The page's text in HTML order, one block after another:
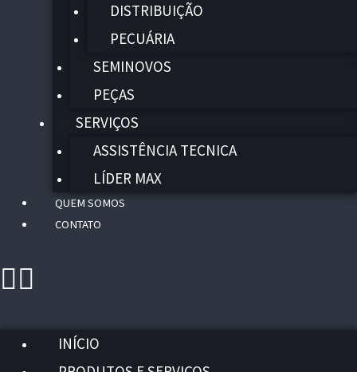
DISTRIBUIÇÃO
PECUÁRIA
SEMINOVOS
PEÇAS
SERVIÇOS
ASSISTÊNCIA TECNICA
LÍDER MAX
QUEM SOMOS
CONTATO
INÍCIO